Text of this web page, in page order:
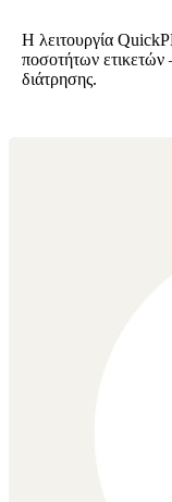
Η λειτουργία
ποσοτήτων ετικετών
διάτρησης.